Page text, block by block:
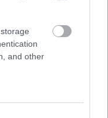
and other